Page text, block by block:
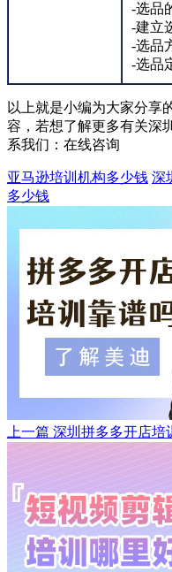
-选品
-建立
-选品
-选品
以上就是小编为大家分享
容，若想了解更多有关深
系我们： 在线咨询
亚马逊培训机构多少钱 深
多少钱
上一篇 深圳拼多多开店培